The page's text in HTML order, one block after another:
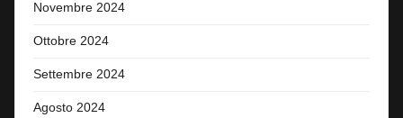
Novembre 2024
Ottobre 2024
Settembre 2024
Agosto 2024